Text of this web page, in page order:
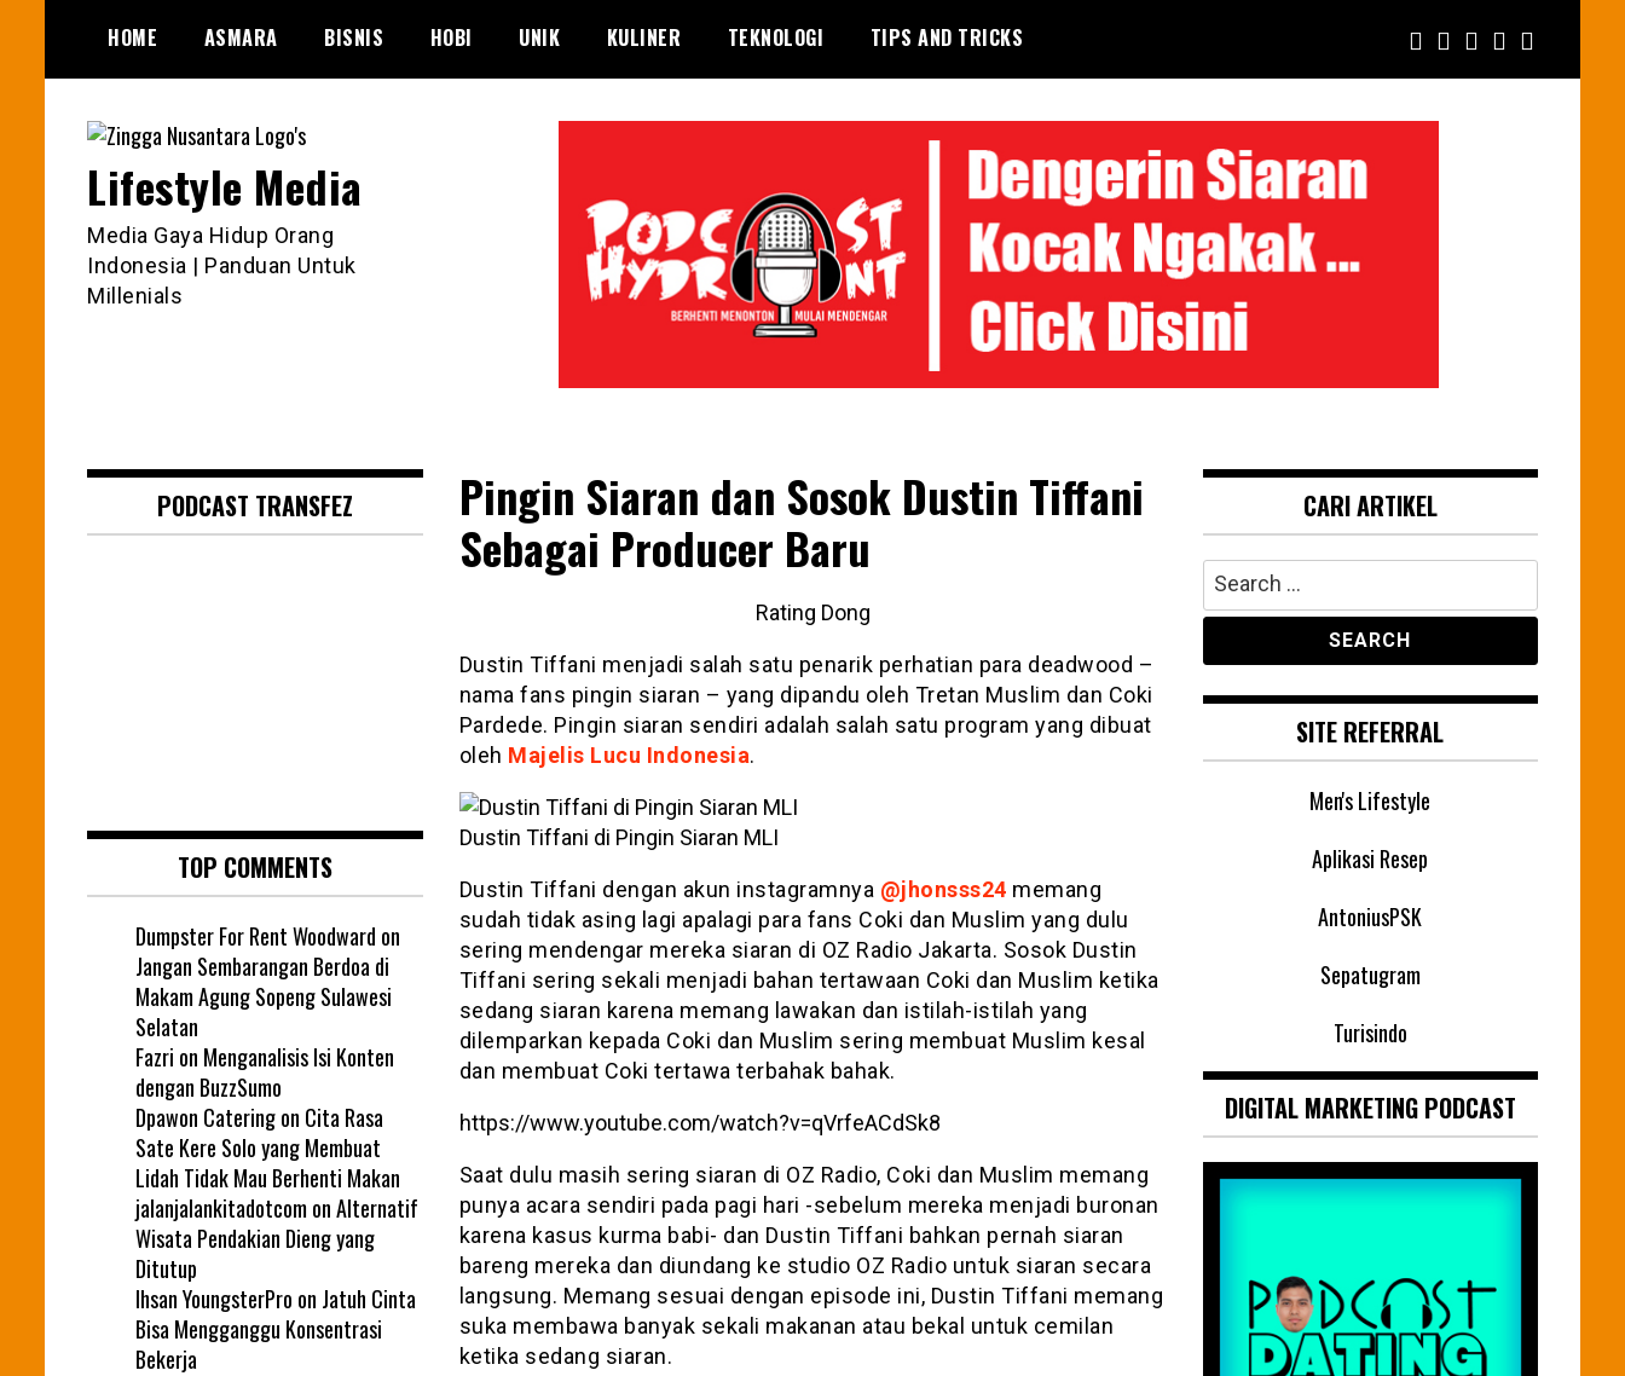
content
HOME ASMARA BISNIS HOBI UNIK KULINER TEKNOLOGI TIPS AND TRICKS
Lifestyle Media
Media Gaya Hidup Orang
Indonesia | Panduan Untuk
Millenials
Pingin Siaran dan Sosok Dustin Tiffani
Sebagai Producer Baru
Rating Dong
Dustin Tiffani menjadi salah satu penarik perhatian para deadwood –
nama fans pingin siaran – yang dipandu oleh Tretan Muslim dan Coki
Pardede. Pingin siaran sendiri adalah salah satu program yang dibuat
oleh Majelis Lucu Indonesia.
Dustin Tiffani di Pingin Siaran MLI
Dustin Tiffani dengan akun instagramnya @jhonsss24 memang
sudah tidak asing lagi apalagi para fans Coki dan Muslim yang dulu
sering mendengar mereka siaran di OZ Radio Jakarta. Sosok Dustin
Tiffani sering sekali menjadi bahan tertawaan Coki dan Muslim ketika
sedang siaran karena memang lawakan dan istilah-istilah yang
dilemparkan kepada Coki dan Muslim sering membuat Muslim kesal
dan membuat Coki tertawa terbahak bahak.
https://www.youtube.com/watch?v=qVrfeACdSk8
Saat dulu masih sering siaran di OZ Radio, Coki dan Muslim memang
punya acara sendiri pada pagi hari -sebelum mereka menjadi buronan
karena kasus kurma babi- dan Dustin Tiffani bahkan pernah siaran
bareng mereka dan diundang ke studio OZ Radio untuk siaran secara
langsung. Memang sesuai dengan episode ini, Dustin Tiffani memang
suka membawa banyak sekali makanan atau bekal untuk cemilan
ketika sedang siaran.
PODCAST TRANSFEZ
TOP COMMENTS
Dumpster For Rent Woodward on
Jangan Sembarangan Berdoa di
Makam Agung Sopeng Sulawesi
Selatan
Fazri on Menganalisis Isi Konten
dengan BuzzSumo
Dpawon Cateringon Cita Rasa
Sate Kere Solo yang Membuat
Lidah Tidak Mau Berhenti Makan
jalanjalankitadotcom onAlternatif
Wisata Pendakian Dieng yang
Ditutup
Ihsan YoungsterPro on Jatuh Cinta
Bisa Mengganggu Konsentrasi
Bekerja
CARI ARTIKEL
Search
for:
SITE REFERRAL
Men's Lifestyle
Aplikasi Resep
AntoniusPSK
Sepatugram
Turisindo
DIGITAL MARKETING PODCAST